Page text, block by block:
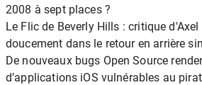
2008 à sept places ?
Le Flic de Beverly Hills : critique
doucement dans le retour en arrière
De nouveaux bugs Open Source
d’applications iOS vulnérables au